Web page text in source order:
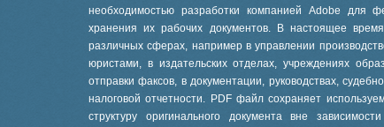
необходимостью разработки компанией Adobe
хранения их рабочих документов. В настоящее
различных сферах, например в управлении
юристами, в издательских отделах, учреждениях
отправки факсов, в документации, руководствах,
налоговой отчетности. PDF файл сохраняет
структуру оригинального документа вне